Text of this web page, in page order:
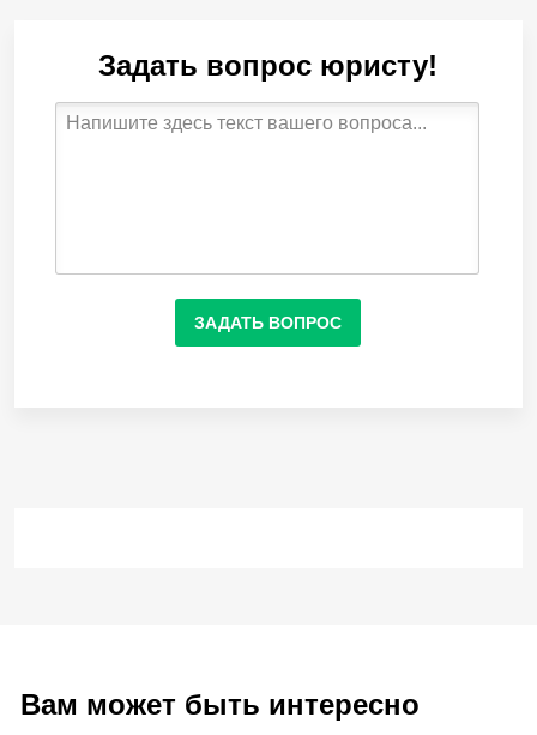
Задать вопрос юристу!
ЗАДАТЬ ВОПРОС
Вам может быть интересно